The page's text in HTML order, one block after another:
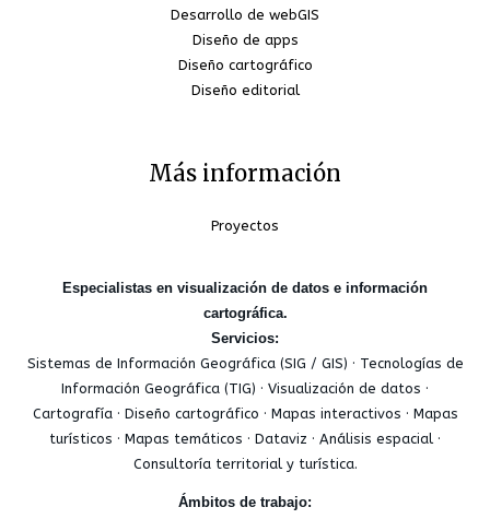
Desarrollo de webGIS
Diseño de apps
Diseño cartográfico
Diseño editorial
Más información
Proyectos
Especialistas en visualización de datos e información
cartográfica.
Servicios:
Sistemas de Información Geográfica (SIG / GIS) · Tecnologías de
Información Geográfica (TIG) · Visualización de datos ·
Cartografía · Diseño cartográfico · Mapas interactivos · Mapas
turísticos · Mapas temáticos · Dataviz · Análisis espacial ·
Consultoría territorial y turística.
Ámbitos de trabajo: